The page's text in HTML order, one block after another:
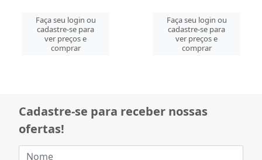
Faça seu login ou
cadastre-se para
ver preços e
comprar
Faça seu login ou
cadastre-se para
ver preços e
comprar
Cadastre-se para receber nossas
ofertas!